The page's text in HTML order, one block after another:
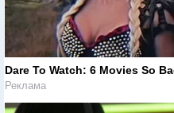
Dare To Watch: 6 Movies So
Реклама